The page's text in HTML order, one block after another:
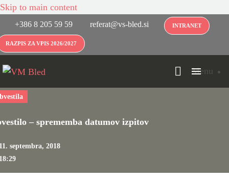
Skip to main content
+386 8 205 59 59 referat@vs-bled.si INTRANET
RAZPIS ZA VPIS 2026/2027
Menu
– sprememba datumov izpitov
septembra, 2018